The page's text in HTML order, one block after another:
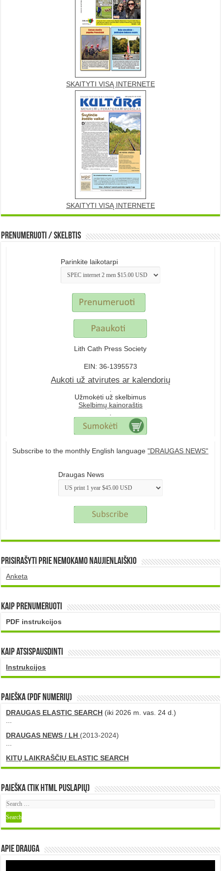
SKAITYTI VISĄ INTERNETE
SKAITYTI VISĄ INTERNETE
Prenumeruoti / Skelbtis
Parinkite laikotarpi
Lith Cath Press Society
EIN: 36-1395573
Aukoti už atvirutes ar kalendorių
.
Užmokėti už skelbimus
Skelbimų kainoraštis
.
Subscribe to the monthly English language"DRAUGAS NEWS"
Draugas News
Prisirašyti prie nemokamo naujienlaiškio
Anketa
Kaip prenumeruoti
PDF instrukcijos
Kaip atsispausdinti
Instrukcijos
PAIEŠKA (PDF numerių)
DRAUGAS ELASTIC SEARCH (iki 2026 m. vas. 24 d.)
...
DRAUGAS NEWS / LH (2013-2024)
...
KITŲ LAIKRAŠČIŲ ELASTIC SEARCH
Paieška (tik HTML puslapių)
Apie DRAUGA